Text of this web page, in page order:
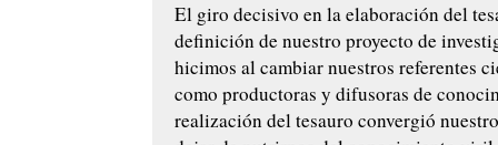
El giro decisivo en la elaboración del
definición de nuestro proyecto de
hicimos al cambiar nuestros referentes
como productoras y difusoras de
realización del tesauro convergió